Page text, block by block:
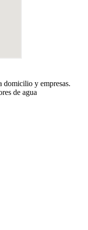
domicilio y empresas.
de agua